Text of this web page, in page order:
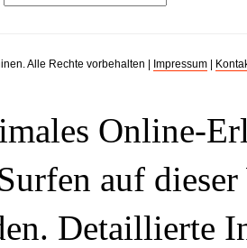
Alle Rechte vorbehalten | Impressum|
Online-
auf
Detaillierte